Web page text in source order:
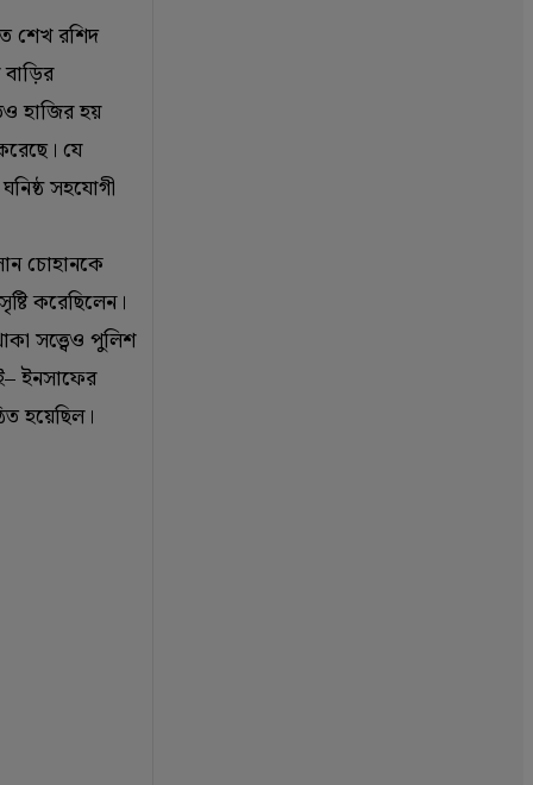
শেখ রশিদ
হাজির হয়
যে
সহযোগী
চোহানকে
করেছিলেন।
সত্ত্বেও পুলিশ
ইনসাফের
হয়েছিল।